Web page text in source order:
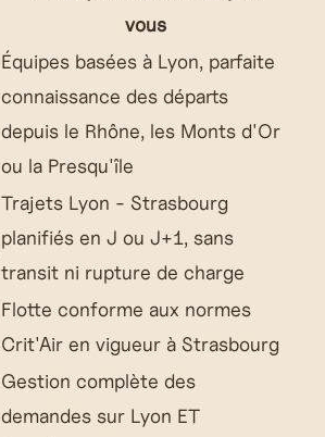
vous
Équipes basées à Lyon, parfaite
connaissance des départs
depuis le Rhône, les Monts d'Or
ou la Presqu'île
Trajets Lyon - Strasbourg
planifiés en J ou J+1, sans
transit ni rupture de charge
Flotte conforme aux normes
Crit'Air en vigueur à Strasbourg
Gestion complète des
demandes sur Lyon ET